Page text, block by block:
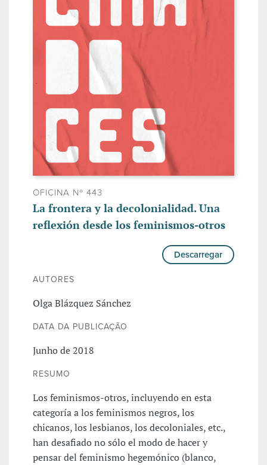
OFICINA Nº 443
La frontera y la decolonialidad. Una
reflexión desde los feminismos-otros
Descarregar
AUTORES
Olga Blázquez Sánchez
DATA DA PUBLICAÇÃO
Junho de 2018
RESUMO
Los feminismos-otros, incluyendo en esta
categoría a los feminismos negros, los
chicanos, los lesbianos, los decoloniales, etc.,
han desafiado no sólo el modo de hacer y
pensar del feminismo hegemónico (blanco,